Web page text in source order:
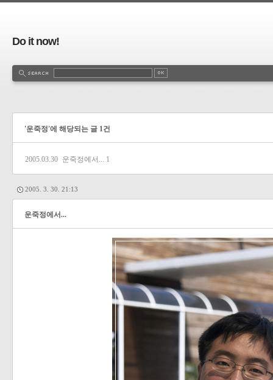
Do it now!
'운죽정'에 해당되는 글 1건
2005.03.30 운죽정에서... 1
2005. 3. 30. 21:13
운죽정에서...